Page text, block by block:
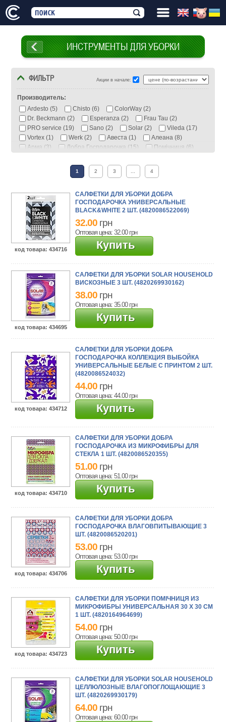
ИНСТРУМЕНТЫ ДЛЯ УБОРКИ
ФИЛЬТР Акции в начале:
Производитель:
Ardesto (5)
Chisto (6)
ColorWay (2)
Dr. Beckmann (2)
Esperanza (2)
Frau Tau (2)
PRO service (19)
Sano (2) Solar (2)
Vileda (17)
Vortex (1)
Werk (2) Авеста (1)
Алеана (8)
Арма (3)
Добра Господарочка (15)
Помічниця (6)
Ведро (17)
Комплект (8)
Насадка (18)
Салфетки (70)
Швабра (13) Щетка (6)
1 2 3 4
код товара: 434716
САЛФЕТКИ ДЛЯ УБОРКИ ДОБРА
ГОСПОДАРОЧКА УНИВЕРСАЛЬНЫЕ
BLACK&WHITE 2 ШТ. (4820086522069)
32.00 грн
Оптовая цена: 32.00 грн
Купить
код товара: 434695
САЛФЕТКИ ДЛЯ УБОРКИ SOLAR HOUSEHOLD
ВИСКОЗНЫЕ 3 ШТ. (4820269930162)
38.00 грн
Оптовая цена: 35.00 грн
Купить
код товара: 434712
САЛФЕТКИ ДЛЯ УБОРКИ ДОБРА
ГОСПОДАРОЧКА КОЛЛЕКЦИЯ ВЫБОЙКА
УНИВЕРСАЛЬНЫЕ БЕЛЫЕ С ПРИНТОМ 2 ШТ.
(4820086524032)
44.00 грн
Оптовая цена: 44.00 грн
Купить
код товара: 434710
САЛФЕТКИ ДЛЯ УБОРКИ ДОБРА
ГОСПОДАРОЧКА ИЗ МИКРОФИБРЫ ДЛЯ
СТЕКЛА 1 ШТ. (4820086520355)
51.00 грн
Оптовая цена: 51.00 грн
Купить
код товара: 434706
САЛФЕТКИ ДЛЯ УБОРКИ ДОБРА
ГОСПОДАРОЧКА ВЛАГОВПИТЫВАЮЩИЕ 3
ШТ. (4820086520201)
53.00 грн
Оптовая цена: 53.00 грн
Купить
код товара: 434723
САЛФЕТКИ ДЛЯ УБОРКИ ПОМІЧНИЦЯ ИЗ
МИКРОФИБРЫ УНИВЕРСАЛЬНАЯ 30 Х 30 СМ
1 ШТ. (4820164964699)
54.00 грн
Оптовая цена: 50.00 грн
Купить
САЛФЕТКИ ДЛЯ УБОРКИ SOLAR HOUSEHOLD
ЦЕЛЛЮЛОЗНЫЕ ВЛАГОПОГЛОЩАЮЩИЕ 3
ШТ. (4820269930179)
64.00 грн
Оптовая цена: 60.00 грн